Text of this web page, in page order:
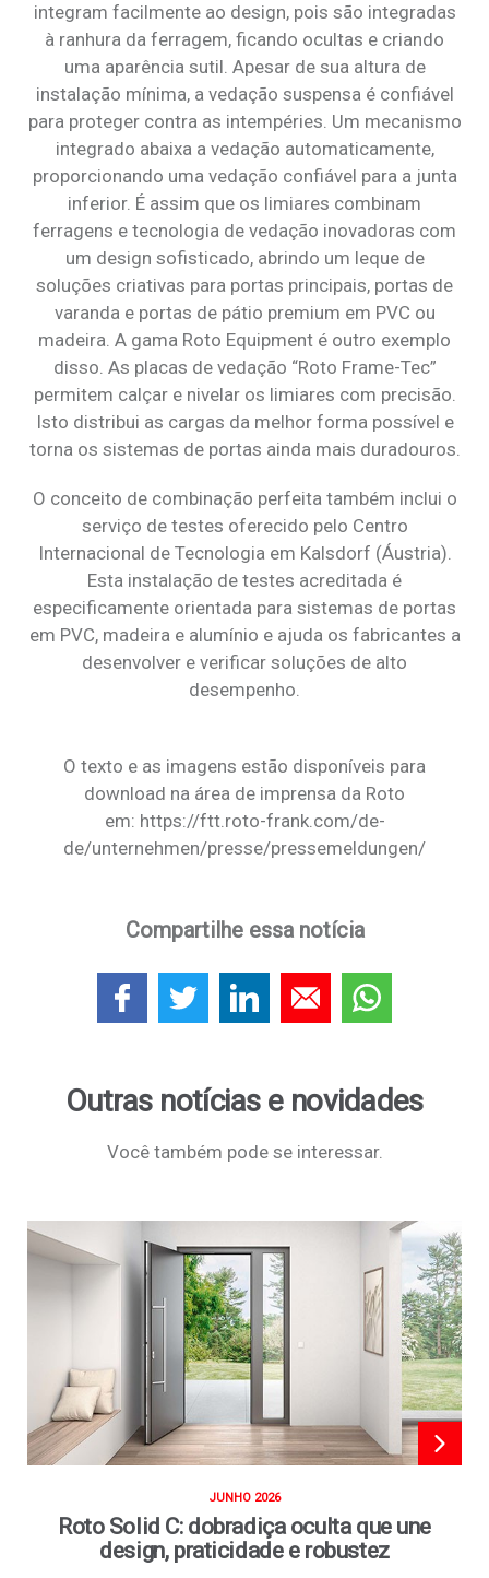
integram facilmente ao design, pois são integradas
à ranhura da ferragem, ficando ocultas e criando
uma aparência sutil. Apesar de sua altura de
instalação mínima, a vedação suspensa é confiável
para proteger contra as intempéries. Um mecanismo
integrado abaixa a vedação automaticamente,
proporcionando uma vedação confiável para a junta
inferior. É assim que os limiares combinam
ferragens e tecnologia de vedação inovadoras com
um design sofisticado, abrindo um leque de
soluções criativas para portas principais, portas de
varanda e portas de pátio premium em PVC ou
madeira. A gama Roto Equipment é outro exemplo
disso. As placas de vedação “Roto Frame-Tec”
permitem calçar e nivelar os limiares com precisão.
Isto distribui as cargas da melhor forma possível e
torna os sistemas de portas ainda mais duradouros.
O conceito de combinação perfeita também inclui o
serviço de testes oferecido pelo Centro
Internacional de Tecnologia em Kalsdorf (Áustria).
Esta instalação de testes acreditada é
especificamente orientada para sistemas de portas
em PVC, madeira e alumínio e ajuda os fabricantes a
desenvolver e verificar soluções de alto
desempenho.
O texto e as imagens estão disponíveis para
download na área de imprensa da Roto
em: https://ftt.roto-frank.com/de-
de/unternehmen/presse/pressemeldungen/
Compartilhe essa notícia
Outras notícias e novidades
Você também pode se interessar.
JUNHO 2026
Roto Solid C: dobradiça oculta que une
design, praticidade e robustez